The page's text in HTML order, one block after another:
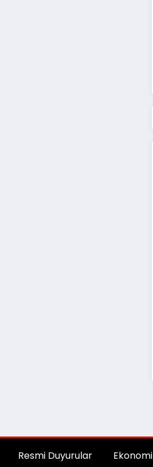
Resmi Duyurular Ekonomi